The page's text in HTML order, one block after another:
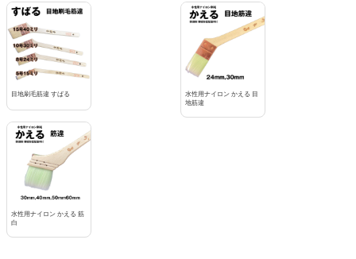
目地刷毛筋違 すばる
水性用ナイロン かえる 目
地筋違
水性用ナイロン かえる 筋
白